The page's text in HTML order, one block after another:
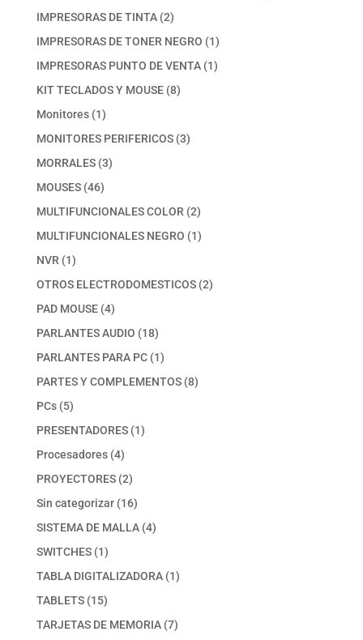
IMPRESORAS DE TINTA 22
productos
IMPRESORAS DE TONER NEGRO 11
producto
IMPRESORAS PUNTO DE VENTA 11
KIT TECLADOS Y MOUSE 88
Monitores 11
producto
MONITORES PERIFERICOS 33
MORRALES 33
MOUSES 4646
productos
MULTIFUNCIONALES COLOR 22
productos
MULTIFUNCIONALES NEGRO 11
NVR 11
producto
OTROS ELECTRODOMESTICOS 22
PAD MOUSE 44
productos
PARLANTES AUDIO 1818
productos
PARLANTES PARA PC 11
producto
PARTES Y COMPLEMENTOS 88
PCs 55
productos
PRESENTADORES 11
Procesadores 44
productos
PROYECTORES 22
productos
Sin categorizar 1616
productos
SISTEMA DE MALLA 44
SWITCHES 11
producto
TABLA DIGITALIZADORA 11
TABLETS 1515
productos
TARJETAS DE MEMORIA 77